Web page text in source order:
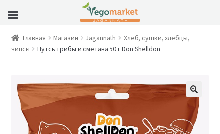
Главная Магазин Jagannath
Хлеб, сушки, хлебцы,
чипсы
Нутсы грибы и сметана 50 г Don Shelldon